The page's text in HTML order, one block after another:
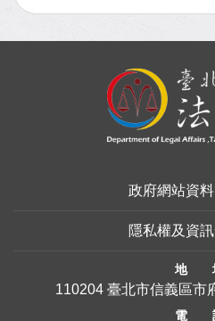
政府網站資
隱私權及資
地
110204 臺北市信義區市
電